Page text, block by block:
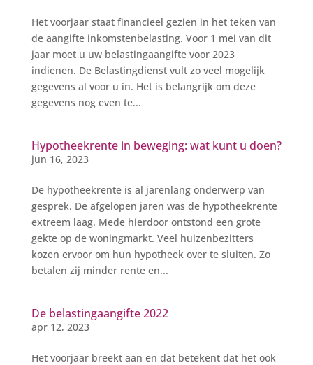
Het voorjaar staat financieel gezien in het teken van
de aangifte inkomstenbelasting. Voor 1 mei van dit
jaar moet u uw belastingaangifte voor 2023
indienen. De Belastingdienst vult zo veel mogelijk
gegevens al voor u in. Het is belangrijk om deze
gegevens nog even te...
Hypotheekrente in beweging: wat kunt u doen?
jun 16, 2023
De hypotheekrente is al jarenlang onderwerp van
gesprek. De afgelopen jaren was de hypotheekrente
extreem laag. Mede hierdoor ontstond een grote
gekte op de woningmarkt. Veel huizenbezitters
kozen ervoor om hun hypotheek over te sluiten. Zo
betalen zij minder rente en...
De belastingaangifte 2022
apr 12, 2023
Het voorjaar breekt aan en dat betekent dat het ook